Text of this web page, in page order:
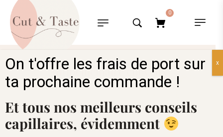
0
Antipelliculaire cheveux
On t'offre les frais de port sur
ta prochaine commande !
Et tous nos meilleurs conseils
capillaires, évidemment
x